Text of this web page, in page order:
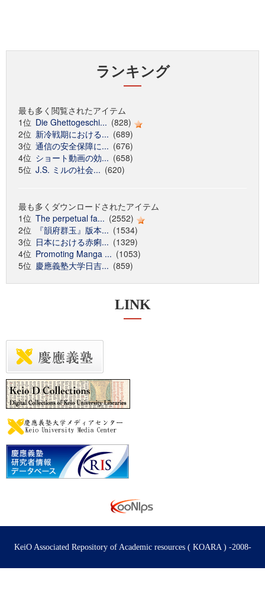
ランキング
最も多く閲覧されたアイテム
1位 Die Ghettogeschi... (828)
2位 新冷戦期における... (689)
3位 通信の安全保障に... (676)
4位 ショート動画の効... (658)
5位 J.S. ミルの社会... (620)
最も多くダウンロードされたアイテム
1位 The perpetual fa... (2552)
2位
『韻府群玉』版本... (1534)
3位 日本における赤痢... (1329)
4位 Promoting Manga ... (1053)
5位 慶應義塾大学日吉... (859)
LINK
KeiO Associated Repository of Academic resources ( KOARA ) -2008-